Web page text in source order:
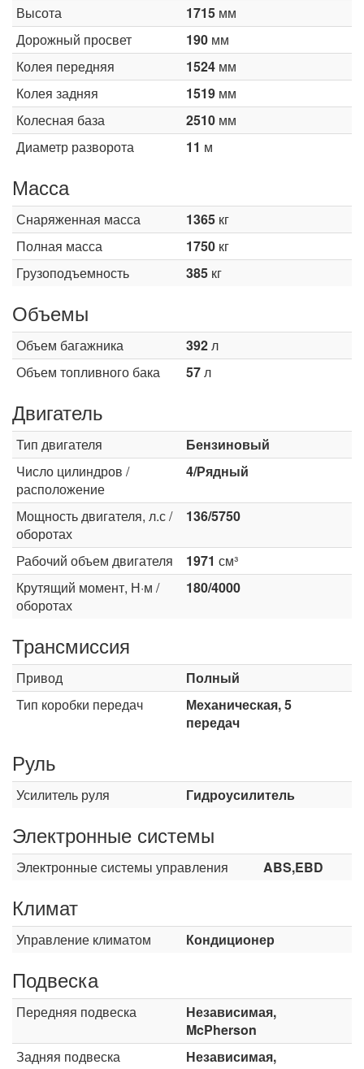
Высота
1715 мм
Дорожный просвет
190 мм
Колея передняя
1524 мм
Колея задняя
1519 мм
Колесная база
2510 мм
Диаметр разворота
11 м
Масса
Снаряженная масса 1365 кг
Полная масса
1750 кг
Грузоподъемность
385 кг
Объемы
Объем багажника 392л
Объем топливного бака
57л
Двигатель
Тип двигателя
Бензиновый
Число цилиндров /
расположение
4/Рядный
Мощность двигателя, л.с /
оборотах
136/5750
Рабочий объем двигателя 1971 см³
Крутящий момент, Н·м /
оборотах
180/4000
Трансмиссия
Привод
Полный
Тип коробки передач
Механическая, 5
передач
Руль
Усилитель руля Гидроусилитель
Электронные системы
Электронные системы управления ABS,EBD
Климат
Управление климатом Кондиционер
Подвеска
Передняя подвеска
Независимая,
McPherson
Задняя подвеска
Независимая,